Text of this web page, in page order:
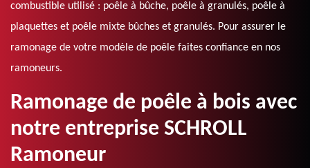
combustible utilisé : poêle à bûche, poêle à granulés, poêle à
plaquettes et poêle mixte bûches et granulés. Pour assurer le
ramonage de votre modèle de poêle faites confiance en nos
ramoneurs.
Ramonage de poêle à bois avec
notre entreprise SCHROLL
Ramoneur